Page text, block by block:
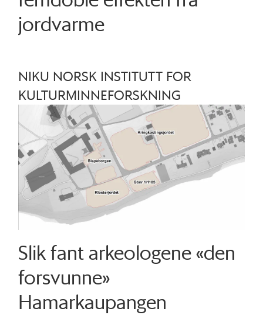
jordvarme
NIKU NORSK INSTITUTT FOR
KULTURMINNEFORSKNING
Slik fant arkeologene «den
forsvunne»
Hamarkaupangen